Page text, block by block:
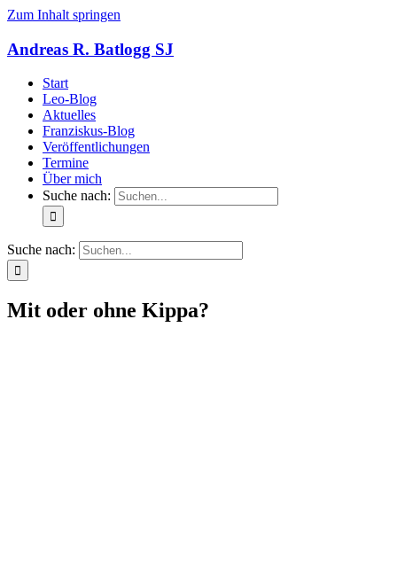
Zum Inhalt springen
Andreas R. Batlogg SJ
Start
Leo-Blog
Aktuelles
Franziskus-Blog
Veröffentlichungen
Termine
Über mich
Suche nach:
Suche nach:
Mit oder ohne Kippa?